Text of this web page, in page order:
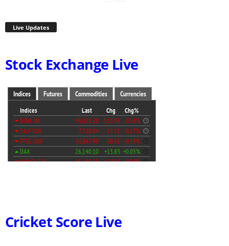
Live Updates
Stock Exchange Live
Cricket Score Live